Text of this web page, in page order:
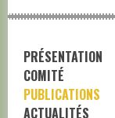
PRÉSENTATION
COMITÉ
PUBLICATIONS
ACTUALITÉS